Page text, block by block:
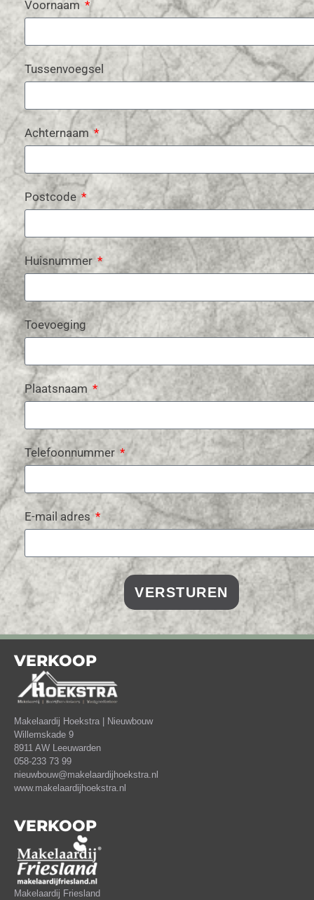
Voornaam
Tussenvoegsel
Achternaam
Postcode
Huisnummer
Toevoeging
Plaatsnaam
Telefoonnummer
E-mail adres
VERSTUREN
VERKOOP
Makelaardij Hoekstra | Nieuwbouw
Willemskade 9
8911 AW Leeuwarden
058-233 73 99
nieuwbouw@makelaardijhoekstra.nl
www.makelaardijhoekstra.nl
VERKOOP
Makelaardij Friesland